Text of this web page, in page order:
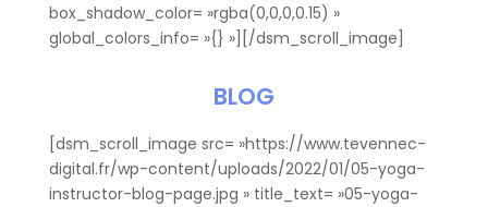
box_shadow_color= »rgba(0,0,0,0.15) »
global_colors_info= »{} »][/dsm_scroll_image]
BLOG
[dsm_scroll_image src= »https://www.tevennec-
digital.fr/wp-content/uploads/2022/01/05-yoga-
instructor-blog-page.jpg » title_text= »05-yoga-